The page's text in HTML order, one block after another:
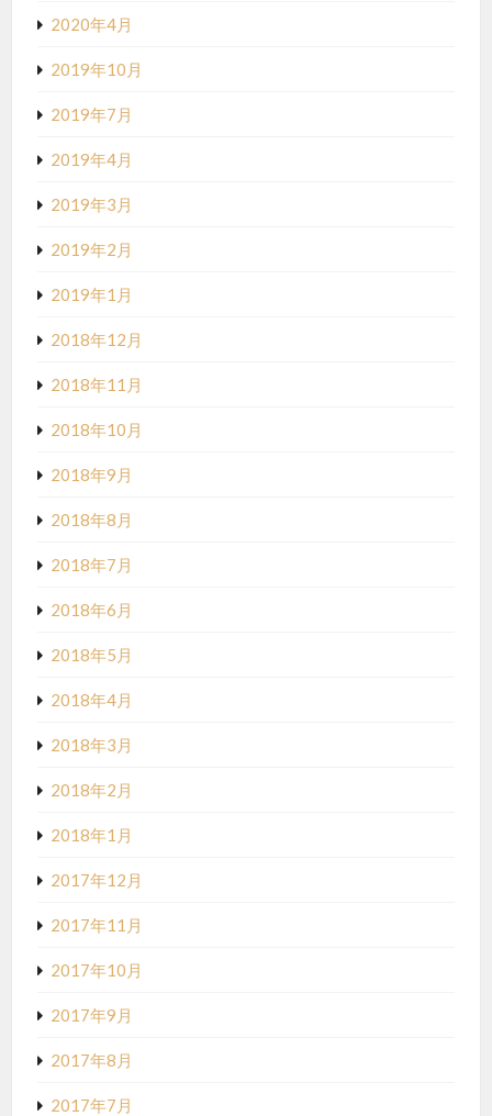
2020年4月
2019年10月
2019年7月
2019年4月
2019年3月
2019年2月
2019年1月
2018年12月
2018年11月
2018年10月
2018年9月
2018年8月
2018年7月
2018年6月
2018年5月
2018年4月
2018年3月
2018年2月
2018年1月
2017年12月
2017年11月
2017年10月
2017年9月
2017年8月
2017年7月